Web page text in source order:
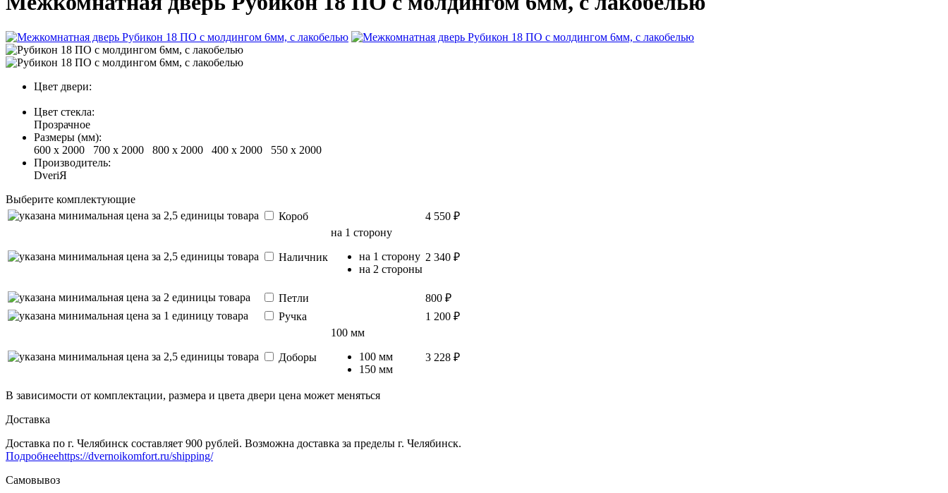
Цвет двери:
Цвет стекла:
Прозрачное
Размеры (мм):
600 х 2000 700 х 2000 800 х 2000 400 х 2000 550 х 2000
Производитель:
DveriЯ
Выберите комплектующие
Короб
4 550 ₽
Наличник
на 1 сторону
на 1 сторону
на 2 стороны
2 340 ₽
Петли
800 ₽
Ручка
1 200 ₽
Доборы
100 мм
100 мм
150 мм
3 228 ₽
В зависимости от комплектации, размера и цвета двери цена может меняться
Доставка
Доставка по г. Челябинск составляет 900 рублей. Возможна доставка за пределы г. Челябинск.
Подробнееhttps://dvernoikomfort.ru/shipping/
Самовывоз